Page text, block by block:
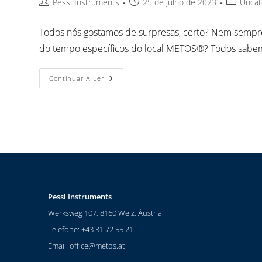
Pessl Instruments 25 de julho de 2023
Todos nós gostamos de surpresas, certo? Nem
do tempo específicos do local METOS®? Todos
Continuar A Ler
Pessl Instruments
Werksweg 107, 8160 Weiz, Áustria
Telefone: +43 31 72 55 21
Email:office@metos.at